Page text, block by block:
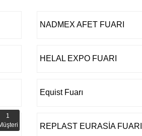
NADMEX AFET FUARI
HELAL EXPO FUARI
Equist Fuarı
1
REPLAST EURASİA FUARI